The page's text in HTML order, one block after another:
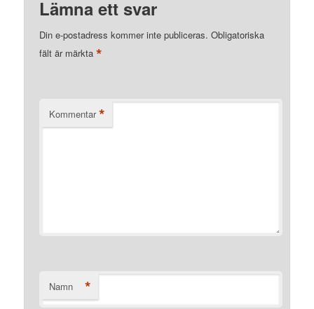
Lämna ett svar
Din e-postadress kommer inte publiceras. Obligatoriska
fält är märkta*
Kommentar *
Namn *